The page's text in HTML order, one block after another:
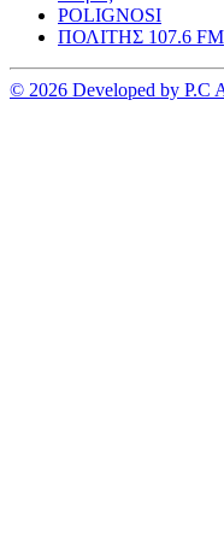
POLIGNOSI
ΠΟΛΙΤΗΣ 107.6 FM
© 2026 Developed by P.C